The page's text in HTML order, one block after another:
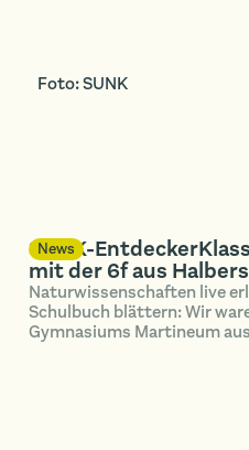
Foto: SUNK
News
SUNK-
mit der 6f aus
Naturwissenschaften live
Schulbuch blättern: Wir
Gymnasiums Martineum